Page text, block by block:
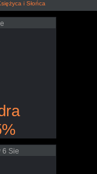
i Słońca
6 Sie